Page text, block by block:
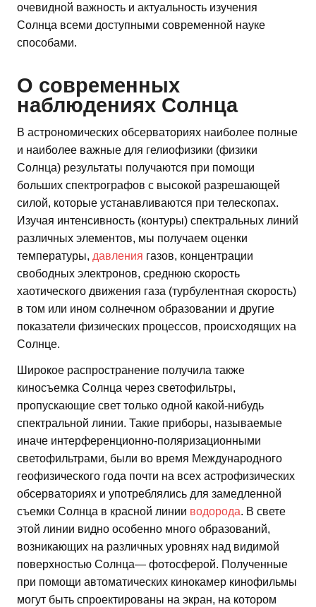
очевидной важность и актуальность изучения
Солнца всеми доступными современной науке
способами.
О современных
наблюдениях Солнца
В астрономических обсерваториях наиболее полные
и наиболее важные для гелиофизики (физики
Солнца) результаты получаются при помощи
больших спектрографов с высокой разрешающей
силой, которые устанавливаются при телескопах.
Изучая интенсивность (контуры) спектральных линий
различных элементов, мы получаем оценки
температуры, давления газов, концентрации
свободных электронов, среднюю скорость
хаотического движения газа (турбулентная скорость)
в том или ином солнечном образовании и другие
показатели физических процессов, происходящих на
Солнце.
Широкое распространение получила также
киносъемка Солнца через светофильтры,
пропускающие свет только одной какой-нибудь
спектральной линии. Такие приборы, называемые
иначе интерференционно-поляризационными
светофильтрами, были во время Международного
геофизического года почти на всех астрофизических
обсерваториях и употреблялись для замедленной
съемки Солнца в красной линии водорода. В свете
этой линии видно особенно много образований,
возникающих на различных уровнях над видимой
поверхностью Солнца— фотосферой. Полученные
при помощи автоматических кинокамер кинофильмы
могут быть спроектированы на экран, на котором